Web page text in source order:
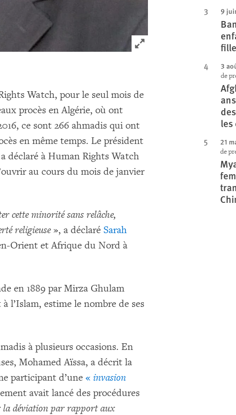
Click to expand Image
Watch, pour le seul mois de
procès en Algérie, où ont
ce sont 266 ahmadis qui ont
en même temps. Le président
déclaré à Human Rights Watch
au cours du mois de janvier
cette minorité sans relâche,
religieuse», a déclaré Sarah
Orient et Afrique du Nord à
en 1889 par Mirza Ghulam
l’Islam, estime le nombre de ses
à plusieurs occasions. En
Mohamed Aïssa, a décrit la
participant d’une « invasion
avait lancé des procédures
la déviation par rapport aux
9
3
de
21
de